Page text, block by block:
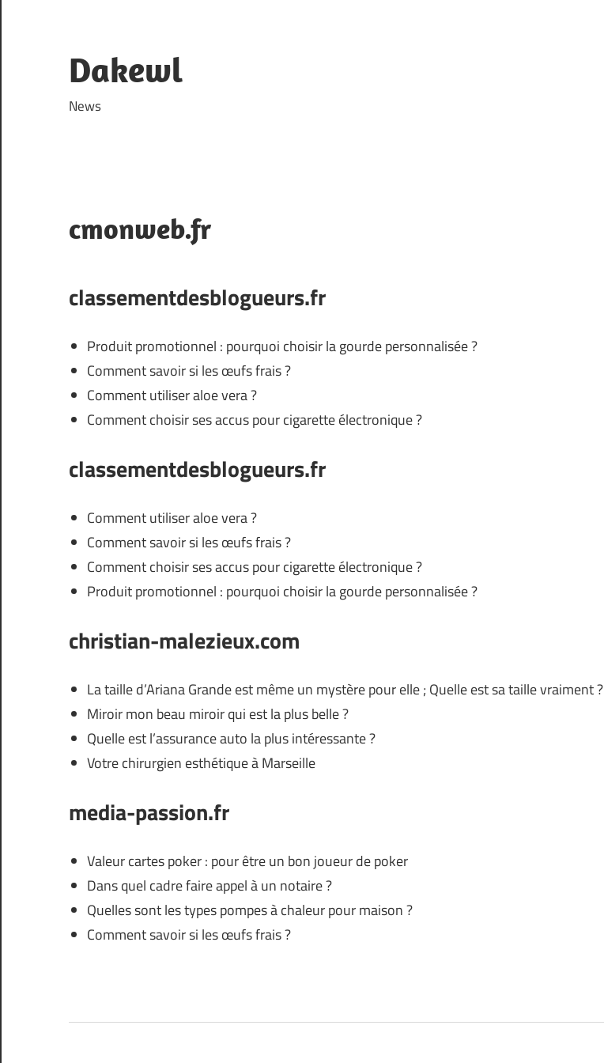
content
Dakewl
News
cmonweb.fr
classementdesblogueurs.fr
Produit promotionnel : pourquoi choisir la gourde personnalisée ?
Comment savoir si les œufs frais ?
Comment utiliser aloe vera ?
Comment choisir ses accus pour cigarette électronique ?
classementdesblogueurs.fr
Comment utiliser aloe vera ?
Comment savoir si les œufs frais ?
Comment choisir ses accus pour cigarette électronique ?
Produit promotionnel : pourquoi choisir la gourde personnalisée ?
christian-malezieux.com
La taille d’Ariana Grande est même un mystère pour elle ; Quelle est sa taille vraiment ?
Miroir mon beau miroir qui est la plus belle ?
Quelle est l’assurance auto la plus intéressante ?
Votre chirurgien esthétique à Marseille
media-passion.fr
Valeur cartes poker : pour être un bon joueur de poker
Dans quel cadre faire appel à un notaire ?
Quelles sont les types pompes à chaleur pour maison ?
Comment savoir si les œufs frais ?